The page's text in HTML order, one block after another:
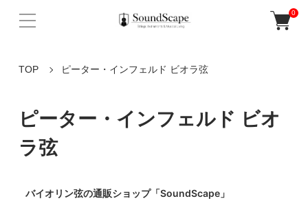
0
TOP ピーター・インフェルド ビオラ弦
ピーター・インフェルド ビオ
ラ弦
バイオリン弦の通販ショップ「SoundScape」